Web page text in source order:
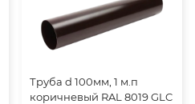
Труба d 100мм, 1 м.п
коричневый RAL 8019 GLC